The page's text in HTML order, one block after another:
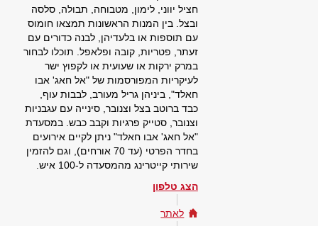
חציל יווני, לימון, מטבוחה, תבולה, סלסה
ובצל. בין המנות הראשונות תמצאו חומוס
עם תוספות או בלעדיהן, לבנה כדורים עם
זעתר, פטריות, קובה ופלאפל. תוכלו לבחור
במרק ירקות או שעועית או לקפוץ ישר
לעיקריות המפורסמות של "אל חאג' אבו
חאלד", ביניהן גריל מעורב, לבבות עוף,
כבד ברוטב בצל וצנובר, סינייה עם עגבניות
וצנובר, סטייק פרגיות וקבב כבש. במסעדת
"אל חאג' אבו חאלד" ניתן לקיים אירועים
בחדר הפרטי (עד 70 אורחים), וגם להזמין
שירותי קייטרינג מהמסעדה ל-100 איש.
הצג טלפון
לאתר